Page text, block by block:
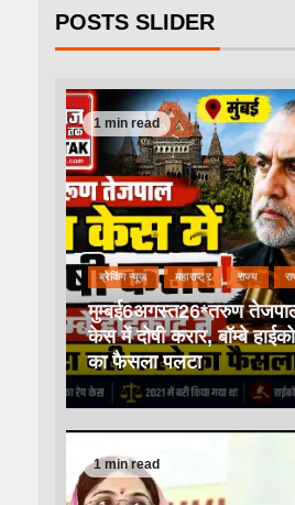
POSTS SLIDER
1 min read
ब्रेकिंग न्यूज़ महाराष्ट्र राज्य
मुम्बई6अगस्त26*तरुण
केस में दोषी करार, बॉम्बे
का फैसला पलटा
1 min read